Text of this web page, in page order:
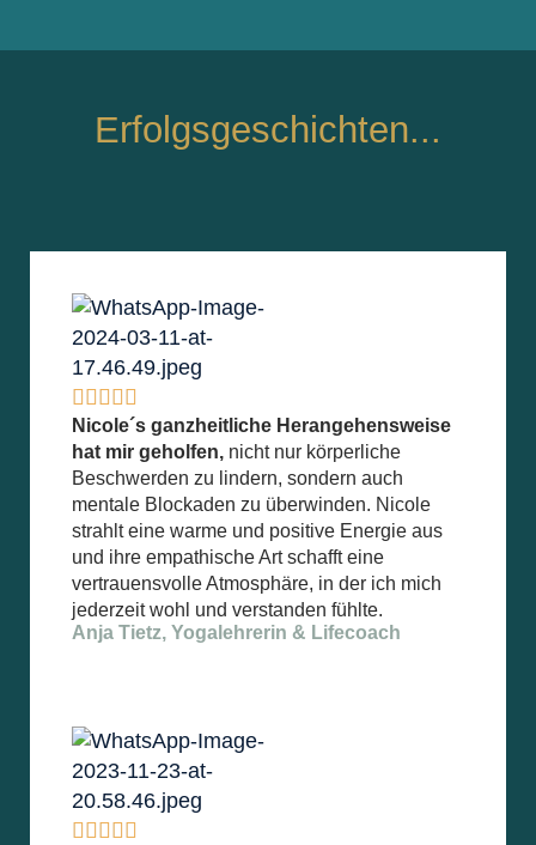
Erfolgsgeschichten...
    
Nicole´s ganzheitliche Herangehensweise
hat mir geholfen, nicht nur körperliche
Beschwerden zu lindern, sondern auch
mentale Blockaden zu überwinden. Nicole
strahlt eine warme und positive Energie aus
und ihre empathische Art schafft eine
vertrauensvolle Atmosphäre, in der ich mich
jederzeit wohl und verstanden fühlte.
Anja Tietz, Yogalehrerin & Lifecoach
    